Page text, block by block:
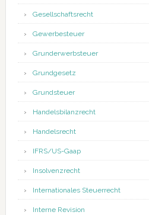
Gesellschaftsrecht
Gewerbesteuer
Grunderwerbsteuer
Grundgesetz
Grundsteuer
Handelsbilanzrecht
Handelsrecht
IFRS/US-Gaap
Insolvenzrecht
Internationales Steuerrecht
Interne Revision